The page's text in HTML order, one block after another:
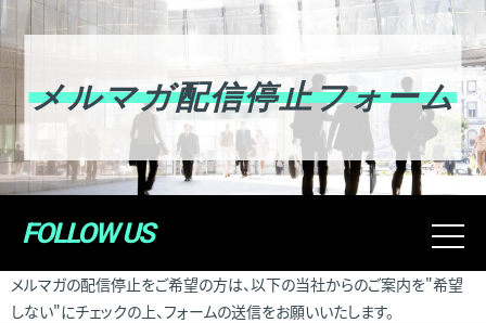
メルマガ配信停止フォーム
FOLLOW US
t
g
メルマガの配信停止をご希望の方は、以下の当社からのご案内を"希望
しない"にチェックの上、フォームの送信をお願いいたします。